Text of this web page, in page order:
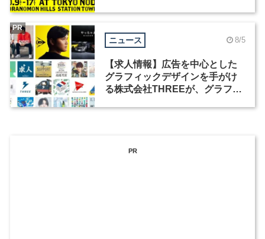
ニュース 8/5
【求人情報】広告を中心とした
グラフィックデザインを手がけ
る株式会社THREEが、グラフィ
PR
PR